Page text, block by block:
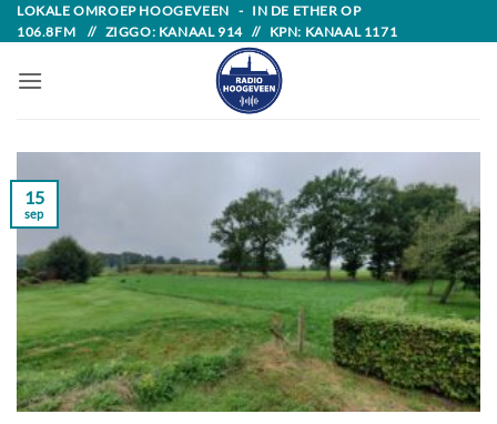
Skip
to
content
LOKALE OMROEP HOOGEVEEN - IN DE ETHER OP
106.8FM // ZIGGO: KANAAL 914 // KPN: KANAAL 1171
15
sep